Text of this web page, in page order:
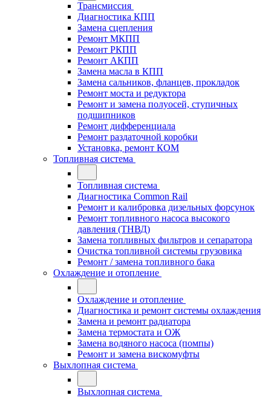
Трансмиссия
Диагностика КПП
Замена сцепления
Ремонт МКПП
Ремонт РКПП
Ремонт АКПП
Замена масла в КПП
Замена сальников, фланцев, прокладок
Ремонт моста и редуктора
Ремонт и замена полуосей, ступичных
подшипников
Ремонт дифференциала
Ремонт раздаточной коробки
Установка, ремонт КОМ
Топливная система
Топливная система
Диагностика Common Rail
Ремонт и калибровка дизельных форсунок
Ремонт топливного насоса высокого
давления (ТНВД)
Замена топливных фильтров и сепаратора
Очистка топливной системы грузовика
Ремонт / замена топливного бака
Охлаждение и отопление
Охлаждение и отопление
Диагностика и ремонт системы охлаждения
Замена и ремонт радиатора
Замена термостата и ОЖ
Замена водяного насоса (помпы)
Ремонт и замена вискомуфты
Выхлопная система
Выхлопная система